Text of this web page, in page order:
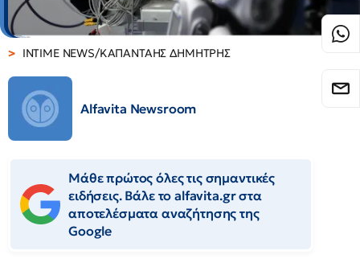
INTIME NEWS/ΚΑΠΑΝΤΑΗΣ ΔΗΜΗΤΡΗΣ
Alfavita Newsroom
Μάθε πρώτος όλες τις σημαντικές
ειδήσεις. Βάλε το alfavita.gr στα
αποτελέσματα αναζήτησης της
Google